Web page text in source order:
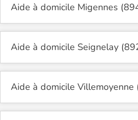
Aide à domicile Migennes
Aide à domicile Seignelay
Aide à domicile Villemoyenne